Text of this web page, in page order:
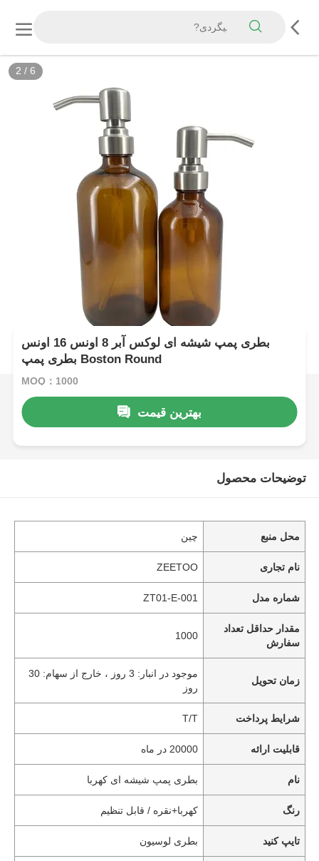
2 / 6
بطری پمپ شیشه ای لوکس آبر 8 اونس 16 اونس
بطری پمپ Boston Round
MOQ：1000
بهترین قیمت
توضیحات محصول
محل منبع چین
نام تجاری ZEETOO
شماره مدل ZT01-E-001
مقدار حداقل تعداد
سفارش
1000
زمان تحویل
موجود در انبار: 3 روز ، خارج از سهام: 30
روز
شرایط پرداخت T/T
قابلیت ارائه 20000 در ماه
نام بطری پمپ شیشه ای کهربا
رنگ کهربا+نقره / قابل تنظیم
تایپ کنید بطری لوسیون